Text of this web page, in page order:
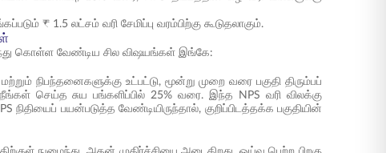
₹ 1.5 லட்சம் வரி சேமிப்பு வரம்பிற்கு கூடுதலாகும்.
கொள்ள வேண்டிய சில விஷயங்கள் இங்கே:
நிபந்தனைகளுக்கு உட்பட்டு, மூன்று முறை வரை பகுதி திரும்பப்
செய்த சுய பங்களிப்பில் 25% வரை. இந்த NPS வரி விலக்கு
பயன்படுத்த வேண்டியிருந்தால், குறிப்பிடத்தக்க பகுதியின்